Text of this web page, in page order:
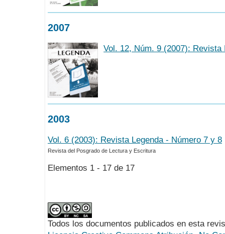
2007
Vol. 12, Núm. 9 (2007): Revista
2003
Vol. 6 (2003): Revista Legenda - Número 7 y 8
Revista del Posgrado de Lectura y Escritura
Elementos 1 - 17 de 17
Todos los documentos publicados en esta